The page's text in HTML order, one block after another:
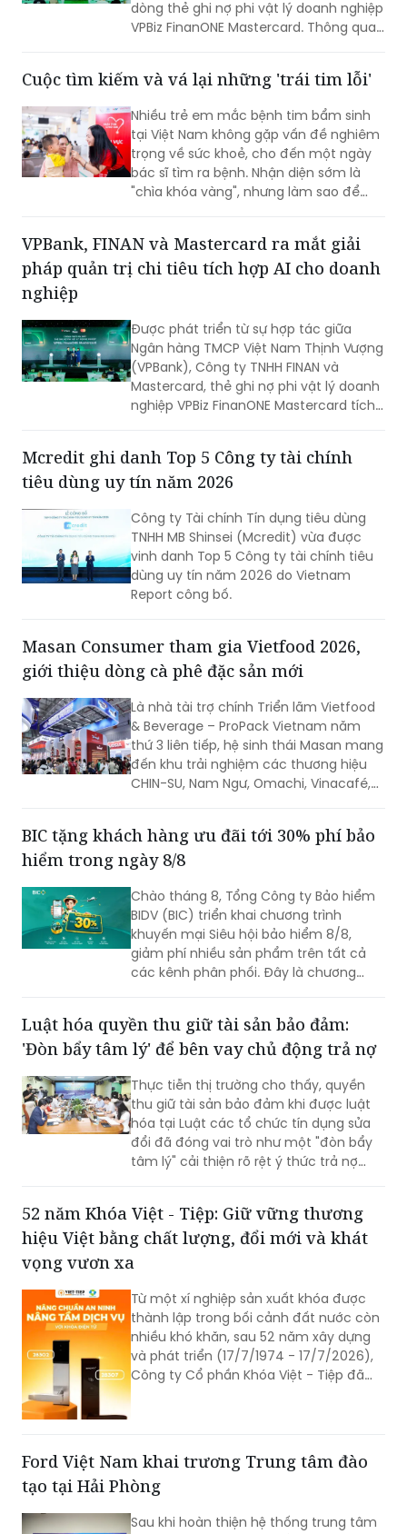
dòng thẻ ghi nợ phi vật lý doanh nghiệp
VPBiz FinanONE Mastercard. Thông qua
hiện đại, nơi doanh nghiệp có thể chủ
động kiểm soát ngân sách, tối ưu dòng
tiền và nâng cao hiệu quả vận hành
ngay từ những giao dịch hàng ngày.
Cuộc tìm kiếm và vá lại những 'trái tim lỗi'
Nhiều trẻ em mắc bệnh tim bẩm sinh
tại Việt Nam không gặp vấn đề nghiêm
trọng về sức khoẻ, cho đến một ngày
bác sĩ tìm ra bệnh. Nhận diện sớm là
"chìa khóa vàng", nhưng làm sao để
nơi điều kiện y tế còn thiếu thốn?
VPBank, FINAN và Mastercard ra mắt giải
pháp quản trị chi tiêu tích hợp AI cho doanh
nghiệp
Được phát triển từ sự hợp tác giữa
Ngân hàng TMCP Việt Nam Thịnh Vượng
(VPBank), Công ty TNHH FINAN và
Mastercard, thẻ ghi nợ phi vật lý doanh
nghiệp VPBiz FinanONE Mastercard tích
doanh nghiệp rút ngắn quy trình phê
duyệt chi tiêu, trao quyền chủ động
chặt chẽ ngân sách và dòng tiền theo
thời gian thực.
Mcredit ghi danh Top 5 Công ty tài chính
tiêu dùng uy tín năm 2026
Công ty Tài chính Tín dụng tiêu dùng
TNHH MB Shinsei (Mcredit) vừa được
vinh danh Top 5 Công ty tài chính tiêu
dùng uy tín năm 2026 do Vietnam
Report công bố.
Masan Consumer tham gia Vietfood 2026,
giới thiệu dòng cà phê đặc sản mới
Là nhà tài trợ chính Triển lãm Vietfood
& Beverage – ProPack Vietnam năm
thứ 3 liên tiếp, hệ sinh thái Masan mang
đến khu trải nghiệm các thương hiệu
CHIN-SU, Nam Ngư, Omachi, Vinacafé,
hiện tại triển lãm. Sự kiện diễn ra từ
ngày 6-8/8/2026, tại Trung tâm Hội
BIC tặng khách hàng ưu đãi tới 30% phí bảo
hiểm trong ngày 8/8
Chào tháng 8, Tổng Công ty Bảo hiểm
BIDV (BIC) triển khai chương trình
khuyến mại Siêu hội bảo hiểm 8/8,
giảm phí nhiều sản phẩm trên tất cả
các kênh phân phối. Đây là chương
Luật hóa quyền thu giữ tài sản bảo đảm:
'Đòn bẩy tâm lý' để bên vay chủ động trả nợ
Thực tiễn thị trường cho thấy, quyền
thu giữ tài sản bảo đảm khi được luật
hóa tại Luật các tổ chức tín dụng sửa
đổi đã đóng vai trò như một "đòn bẩy
tâm lý" cải thiện rõ rệt ý thức trả nợ
52 năm Khóa Việt - Tiệp: Giữ vững thương
hiệu Việt bằng chất lượng, đổi mới và khát
vọng vươn xa
Từ một xí nghiệp sản xuất khóa được
thành lập trong bối cảnh đất nước còn
nhiều khó khăn, sau 52 năm xây dựng
và phát triển (17/7/1974 - 17/7/2026),
Công ty Cổ phần Khóa Việt - Tiệp đã
là câu chuyện tăng trưởng của một
thương hiệu “quốc dân”, mà còn phản
ánh sự bền bỉ của doanh nghiệp Việt
không ngừng nâng cao năng lực cạnh
Ford Việt Nam khai trương Trung tâm đào
tạo tại Hải Phòng
Sau khi hoàn thiện hệ thống trung tâm